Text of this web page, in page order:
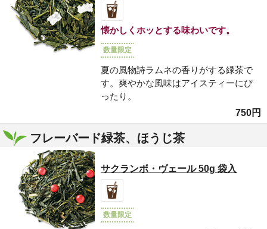
懐かしくホッとする味わいです。
数量限定
夏の風物詩ラムネの香りがする緑茶で
す。爽やかな風味はアイスティーにぴ
ったり。
750円
フレーバード緑茶、ほうじ茶
サクランボ・ヴェール 50g 袋入
数量限定